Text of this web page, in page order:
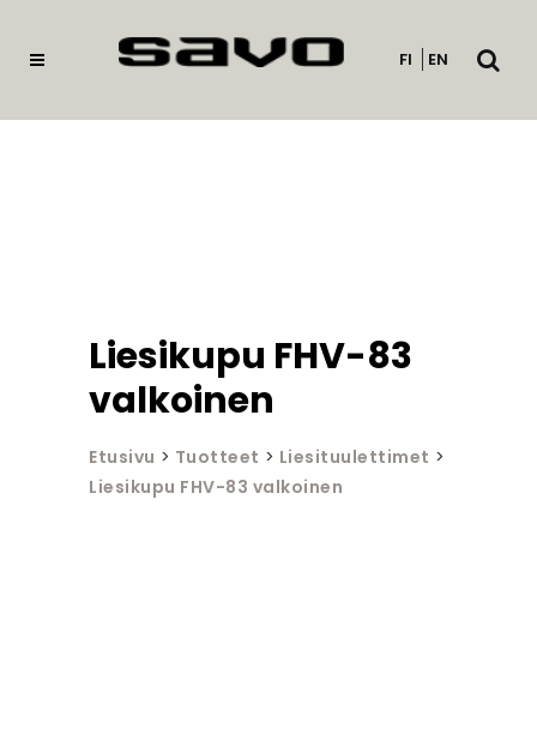
FI EN
Avaa
Liesikupu FHV-83
valkoinen
Etusivu > Tuotteet > Liesituulettimet >
Liesikupu FHV-83 valkoinen